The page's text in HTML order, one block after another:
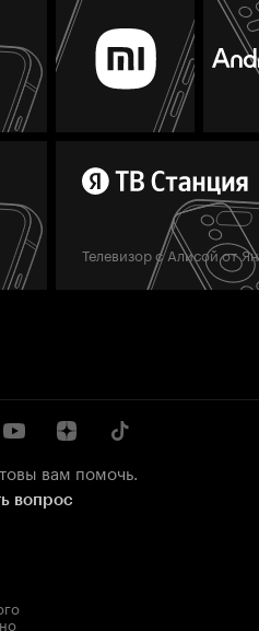
Телевизор с Алисой от
вам помочь.
вопрос